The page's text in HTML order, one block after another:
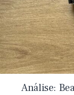
Análise: